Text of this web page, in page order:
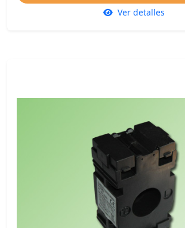
Ver detalles